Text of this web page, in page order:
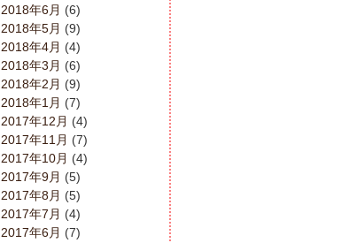
2018年6月 (6)
2018年5月 (9)
2018年4月 (4)
2018年3月 (6)
2018年2月 (9)
2018年1月 (7)
2017年12月 (4)
2017年11月 (7)
2017年10月 (4)
2017年9月 (5)
2017年8月 (5)
2017年7月 (4)
2017年6月 (7)